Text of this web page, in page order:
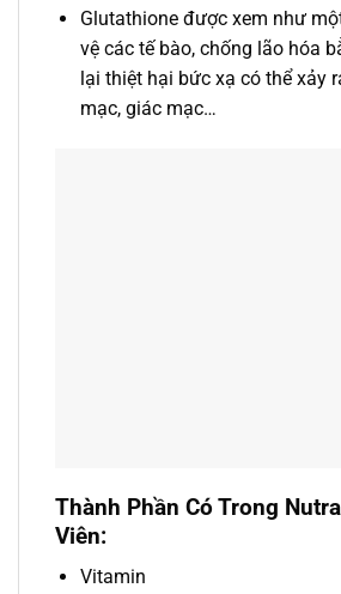
Glutathione được xem như
vệ các tế bào, chống lão hóa
lại thiệt hại bức xạ có thể xảy
mạc, giác mạc…
Thành Phần Có Trong
Viên:
Vitamin